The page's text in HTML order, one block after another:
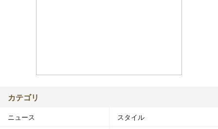
カテゴリ
ニュース スタイル